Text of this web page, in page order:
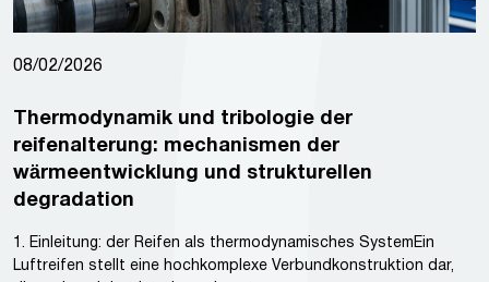
08/02/2026
Thermodynamik und tribologie der
reifenalterung: mechanismen der
wärmeentwicklung und strukturellen
degradation
1. Einleitung: der Reifen als thermodynamisches SystemEin
Luftreifen stellt eine hochkomplexe Verbundkonstruktion dar,